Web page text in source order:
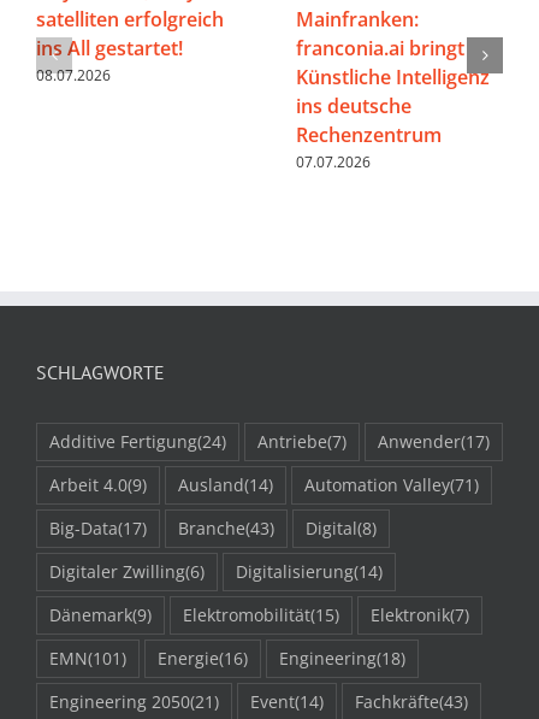
satelliten erfolgreich
ins All gestartet!
08.07.2026
Mainfranken:
franconia.ai bringt
Künstliche Intelligenz
ins deutsche
Rechenzentrum
07.07.2026
SCHLAGWORTE
Additive Fertigung(24) Antriebe(7) Anwender(17)
Arbeit 4.0(9) Ausland(14) Automation Valley(71)
Big-Data(17) Branche(43) Digital(8)
Digitaler Zwilling(6) Digitalisierung(14)
Dänemark(9) Elektromobilität(15) Elektronik(7)
EMN(101) Energie(16) Engineering(18)
Engineering 2050(21) Event(14) Fachkräfte(43)